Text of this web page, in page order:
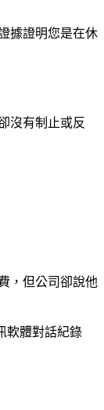
據證明您是在休
沒有制止或反
，但公司卻說他
軟體對話紀錄